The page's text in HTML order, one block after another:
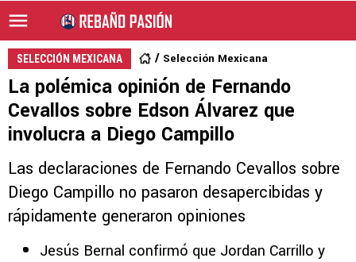
SELECCIÓN MEXICANA Selección Mexicana
La polémica opinión de Fernando
Cevallos sobre Edson Álvarez que
involucra a Diego Campillo
Las declaraciones de Fernando Cevallos sobre
Diego Campillo no pasaron desapercibidas y
rápidamente generaron opiniones
Jesús Bernal confirmó que Jordan Carrillo y